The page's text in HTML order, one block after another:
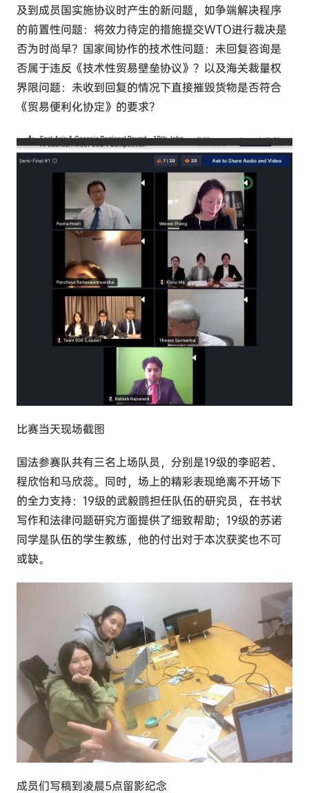
及到成员国实施协议时产生的新问题，如争端解决程序
的前置性问题：将效力待定的措施提交WTO进行裁决是
否为时尚早？国家间协作的技术性问题：未回复咨询是
否属于违反《技术性贸易壁垒协议》？以及海关裁量权
界限问题：未收到回复的情况下直接摧毁货物是否符合
《贸易便利化协定》的要求？
比赛当天现场截图
国法参赛队共有三名上场队员，分别是19级的李昭若、
程欣怡和马欣蕊。同时，场上的精彩表现绝离不开场下
的全力支持：19级的武毅鹍担任队伍的研究员，在书状
写作和法律问题研究方面提供了细致帮助；19级的苏诺
同学是队伍的学生教练，他的付出对于本次获奖也不可
或缺。
成员们写稿到凌晨5点留影纪念